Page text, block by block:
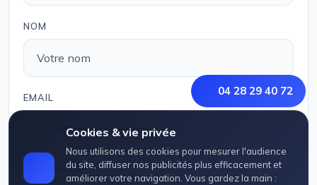
04 28 29 40 72
Cookies & vie privée
Nous utilisons des cookies pour mesurer l'audience
du site, diffuser nos publicités plus efficacement et
améliorer votre navigation. Vous gardez la main :
NOM
EMAIL
TÉLÉPHONE